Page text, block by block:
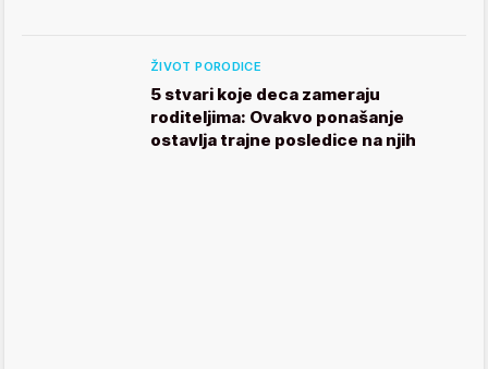
ŽIVOT PORODICE
5 stvari koje deca zameraju
roditeljima: Ovakvo ponašanje
ostavlja trajne posledice na njih